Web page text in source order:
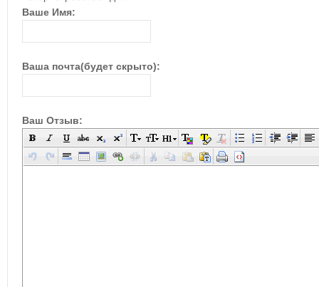
Ваше Имя:
Ваша почта(будет скрыто):
Ваш Отзыв: